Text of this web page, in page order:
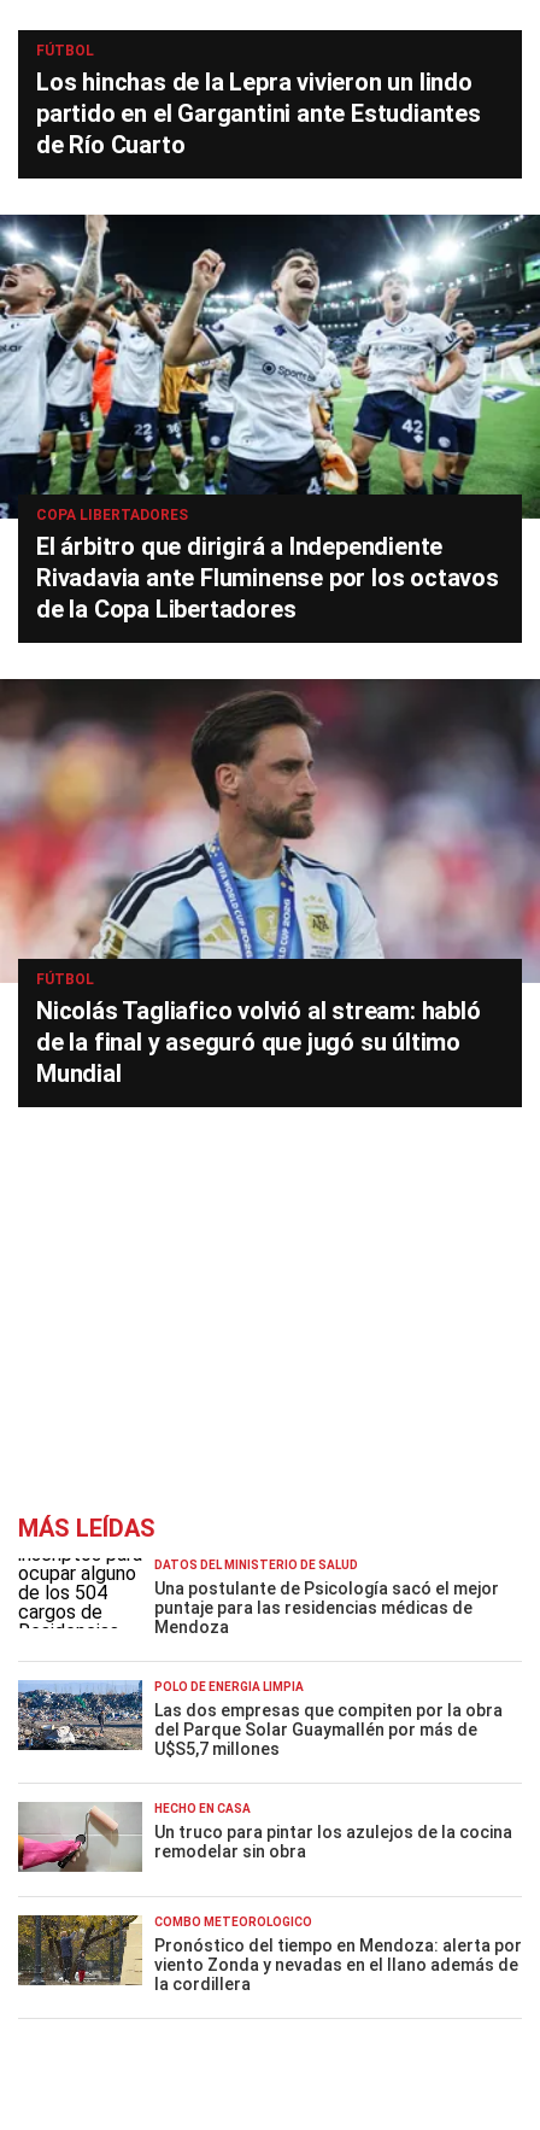
FÚTBOL
Los hinchas de la Lepra vivieron un lindo
partido en el Gargantini ante Estudiantes
de Río Cuarto
COPA LIBERTADORES
El árbitro que dirigirá a Independiente
Rivadavia ante Fluminense por los octavos
de la Copa Libertadores
FÚTBOL
Nicolás Tagliafico volvió al stream: habló
de la final y aseguró que jugó su último
Mundial
MÁS LEÍDAS
DATOS DEL MINISTERIO DE SALUD
Una postulante de Psicología sacó el mejor
puntaje para las residencias médicas de
Mendoza
POLO DE ENERGÍA LIMPIA
Las dos empresas que compiten por la obra
del Parque Solar Guaymallén por más de
U$S5,7 millones
HECHO EN CASA
Un truco para pintar los azulejos de la cocina
remodelar sin obra
COMBO METEOROLÓGICO
Pronóstico del tiempo en Mendoza: alerta por
viento Zonda y nevadas en el llano además de
la cordillera